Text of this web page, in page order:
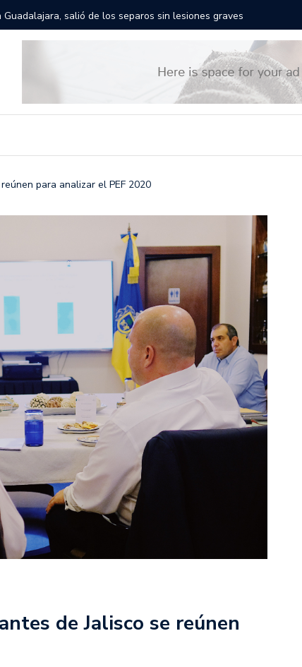
calles de Guadalajara: aparta la fecha Todo
para analizar el PEF 2020
de Jalisco se reúnen